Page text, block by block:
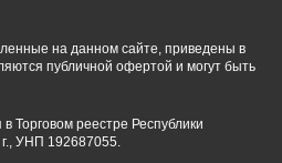
на данном сайте, приведены в
публичной офертой и могут быть
Торговом реестре Республики
УНП 192687055.